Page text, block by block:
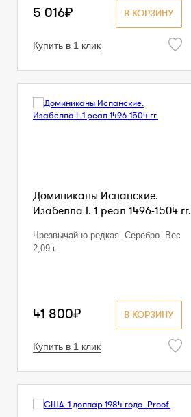
В КОРЗИНУ
5 016₽
Купить в 1 клик
Доминиканы Испанские.
Изабелла I. 1 реал 1496-1504 гг.
Чрезвычайно редкая. Серебро. Вес
2,09 г.
В КОРЗИНУ
41 800₽
Купить в 1 клик